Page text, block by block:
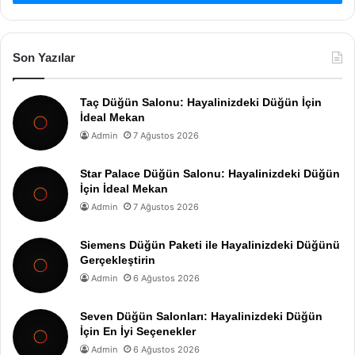
Son Yazılar
Taç Düğün Salonu: Hayalinizdeki Düğün İçin
İdeal Mekan
Admin 7 Ağustos 2026
Star Palace Düğün Salonu: Hayalinizdeki Düğün
İçin İdeal Mekan
Admin 7 Ağustos 2026
Siemens Düğün Paketi ile Hayalinizdeki Düğünü
Gerçekleştirin
Admin 6 Ağustos 2026
Seven Düğün Salonları: Hayalinizdeki Düğün
İçin En İyi Seçenekler
Admin 6 Ağustos 2026